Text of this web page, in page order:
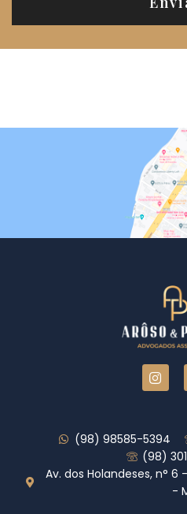
(98) 98585-5394
(98)
Av. dos Holandeses, n°
-